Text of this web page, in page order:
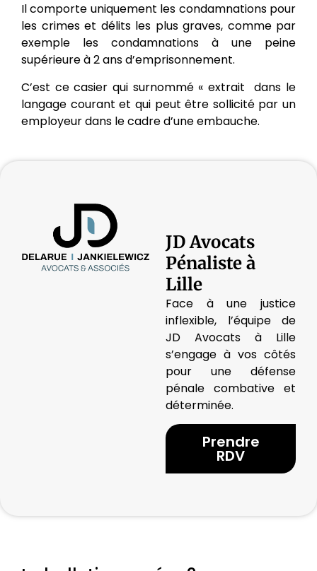
Il comporte uniquement les condamnations pour
les crimes et délits les plus graves, comme par
exemple les condamnations à une peine
supérieure à 2 ans d’emprisonnement.
C’est ce casier qui surnommé « extrait dans le
langage courant et qui peut être sollicité par un
employeur dans le cadre d’une embauche.
JD Avocats
Pénaliste à
Lille
Face à une justice
inflexible, l’équipe de
JD Avocats à Lille
s’engage à vos côtés
pour une défense
pénale combative et
déterminée.
Prendre
RDV